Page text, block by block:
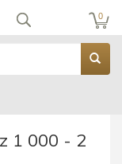
0
1 000 - 2